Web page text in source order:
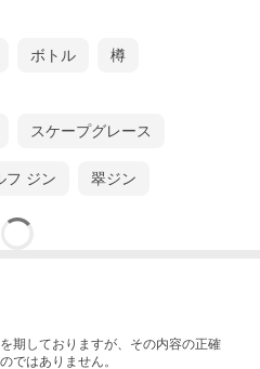
ボトル 樽
スケープグレース
フ ジン 翠ジン
期しておりますが、その内容の正確
ではありません。